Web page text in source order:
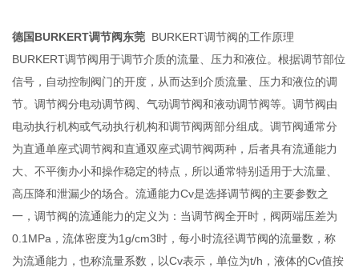
德国BURKERT调节阀东莞 BURKERT调节阀的工作原理
BURKERT调节阀用于调节介质的流量、压力和液位。根据调节部位
信号，自动控制阀门的开度，从而达到介质流量、压力和液位的调
节。调节阀分电动调节阀、气动调节阀和液动调节阀等。调节阀由
电动执行机构或气动执行机构和调节阀两部分组成。调节阀通常分
为直通单座式调节阀和直通双座式调节阀两种，后者具有流通能力
大、不平衡办小和操作稳定的特点，所以通常特别适用于大流量、
高压降和泄漏少的场合。流通能力Cv是选择调节阀的主要参数之
一，调节阀的流通能力的定义为：当调节阀全开时，阀两端压差为
0.1MPa，流体密度为1g/cm3时，每小时流径调节阀的流量数，称
为流通能力，也称流量系数，以Cv表示，单位为t/h，液体的Cv值按